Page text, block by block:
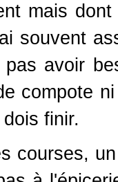
mais
souvent
avoir
compote
finir.
courses,